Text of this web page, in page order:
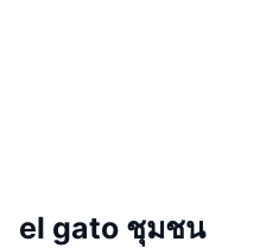
el gato ชุมชน